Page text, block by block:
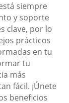
siempre
y soporte
clave, por lo
prácticos
en tu
tu
más
fácil. ¡Únete
beneficios